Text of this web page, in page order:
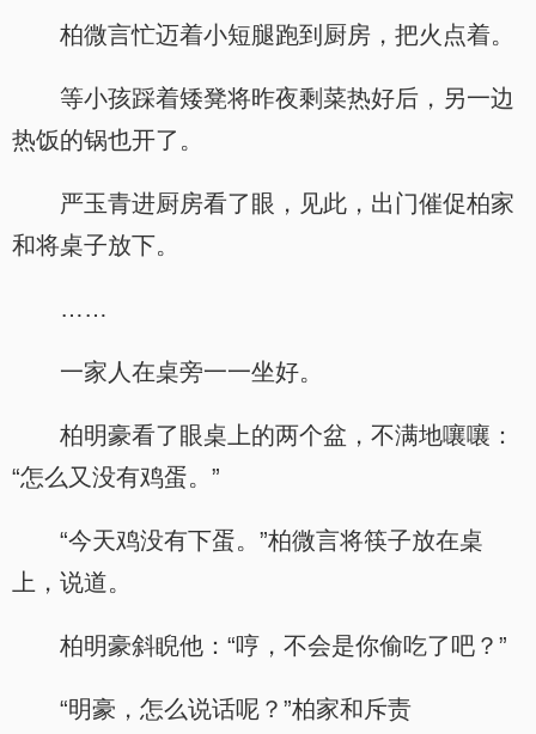
柏微言忙迈着小短腿跑到厨房，把火点着。
等小孩踩着矮凳将昨夜剩菜热好后，另一边
热饭的锅也开了。
严玉青进厨房看了眼，见此，出门催促柏家
和将桌子放下。
……
一家人在桌旁一一坐好。
柏明豪看了眼桌上的两个盆，不满地嚷嚷：
“怎么又没有鸡蛋。”
“今天鸡没有下蛋。”柏微言将筷子放在桌
上，说道。
柏明豪斜睨他：“哼，不会是你偷吃了吧？”
“明豪，怎么说话呢？”柏家和斥责